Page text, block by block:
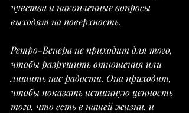
чувства и накопленные вопросы
выходят на поверхность.
Ретро-Венера не приходит для того,
чтобы разрушить отношения или
лишить нас радости. Она приходит,
чтобы показать истинную ценность
того, что есть в нашей жизни, и